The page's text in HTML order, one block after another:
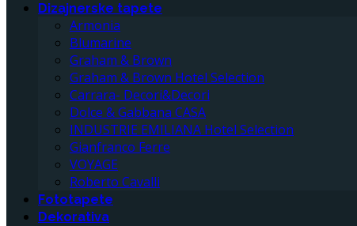
Dizajnerske tapete
Armonia
Blumarine
Graham & Brown
Graham & Brown Hotel Selection
Carrara- Decori&Decori
Dolce & Gabbana CASA
INDUSTRIE EMILIANA Hotel Selection
Gianfranco Ferre
VOYAGE
Roberto Cavalli
Fototapete
Dekorativa